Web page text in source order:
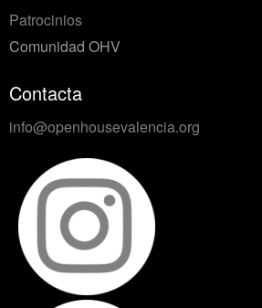
Patrocinios
Comunidad OHV
Contacta
info@openhousevalencia.org